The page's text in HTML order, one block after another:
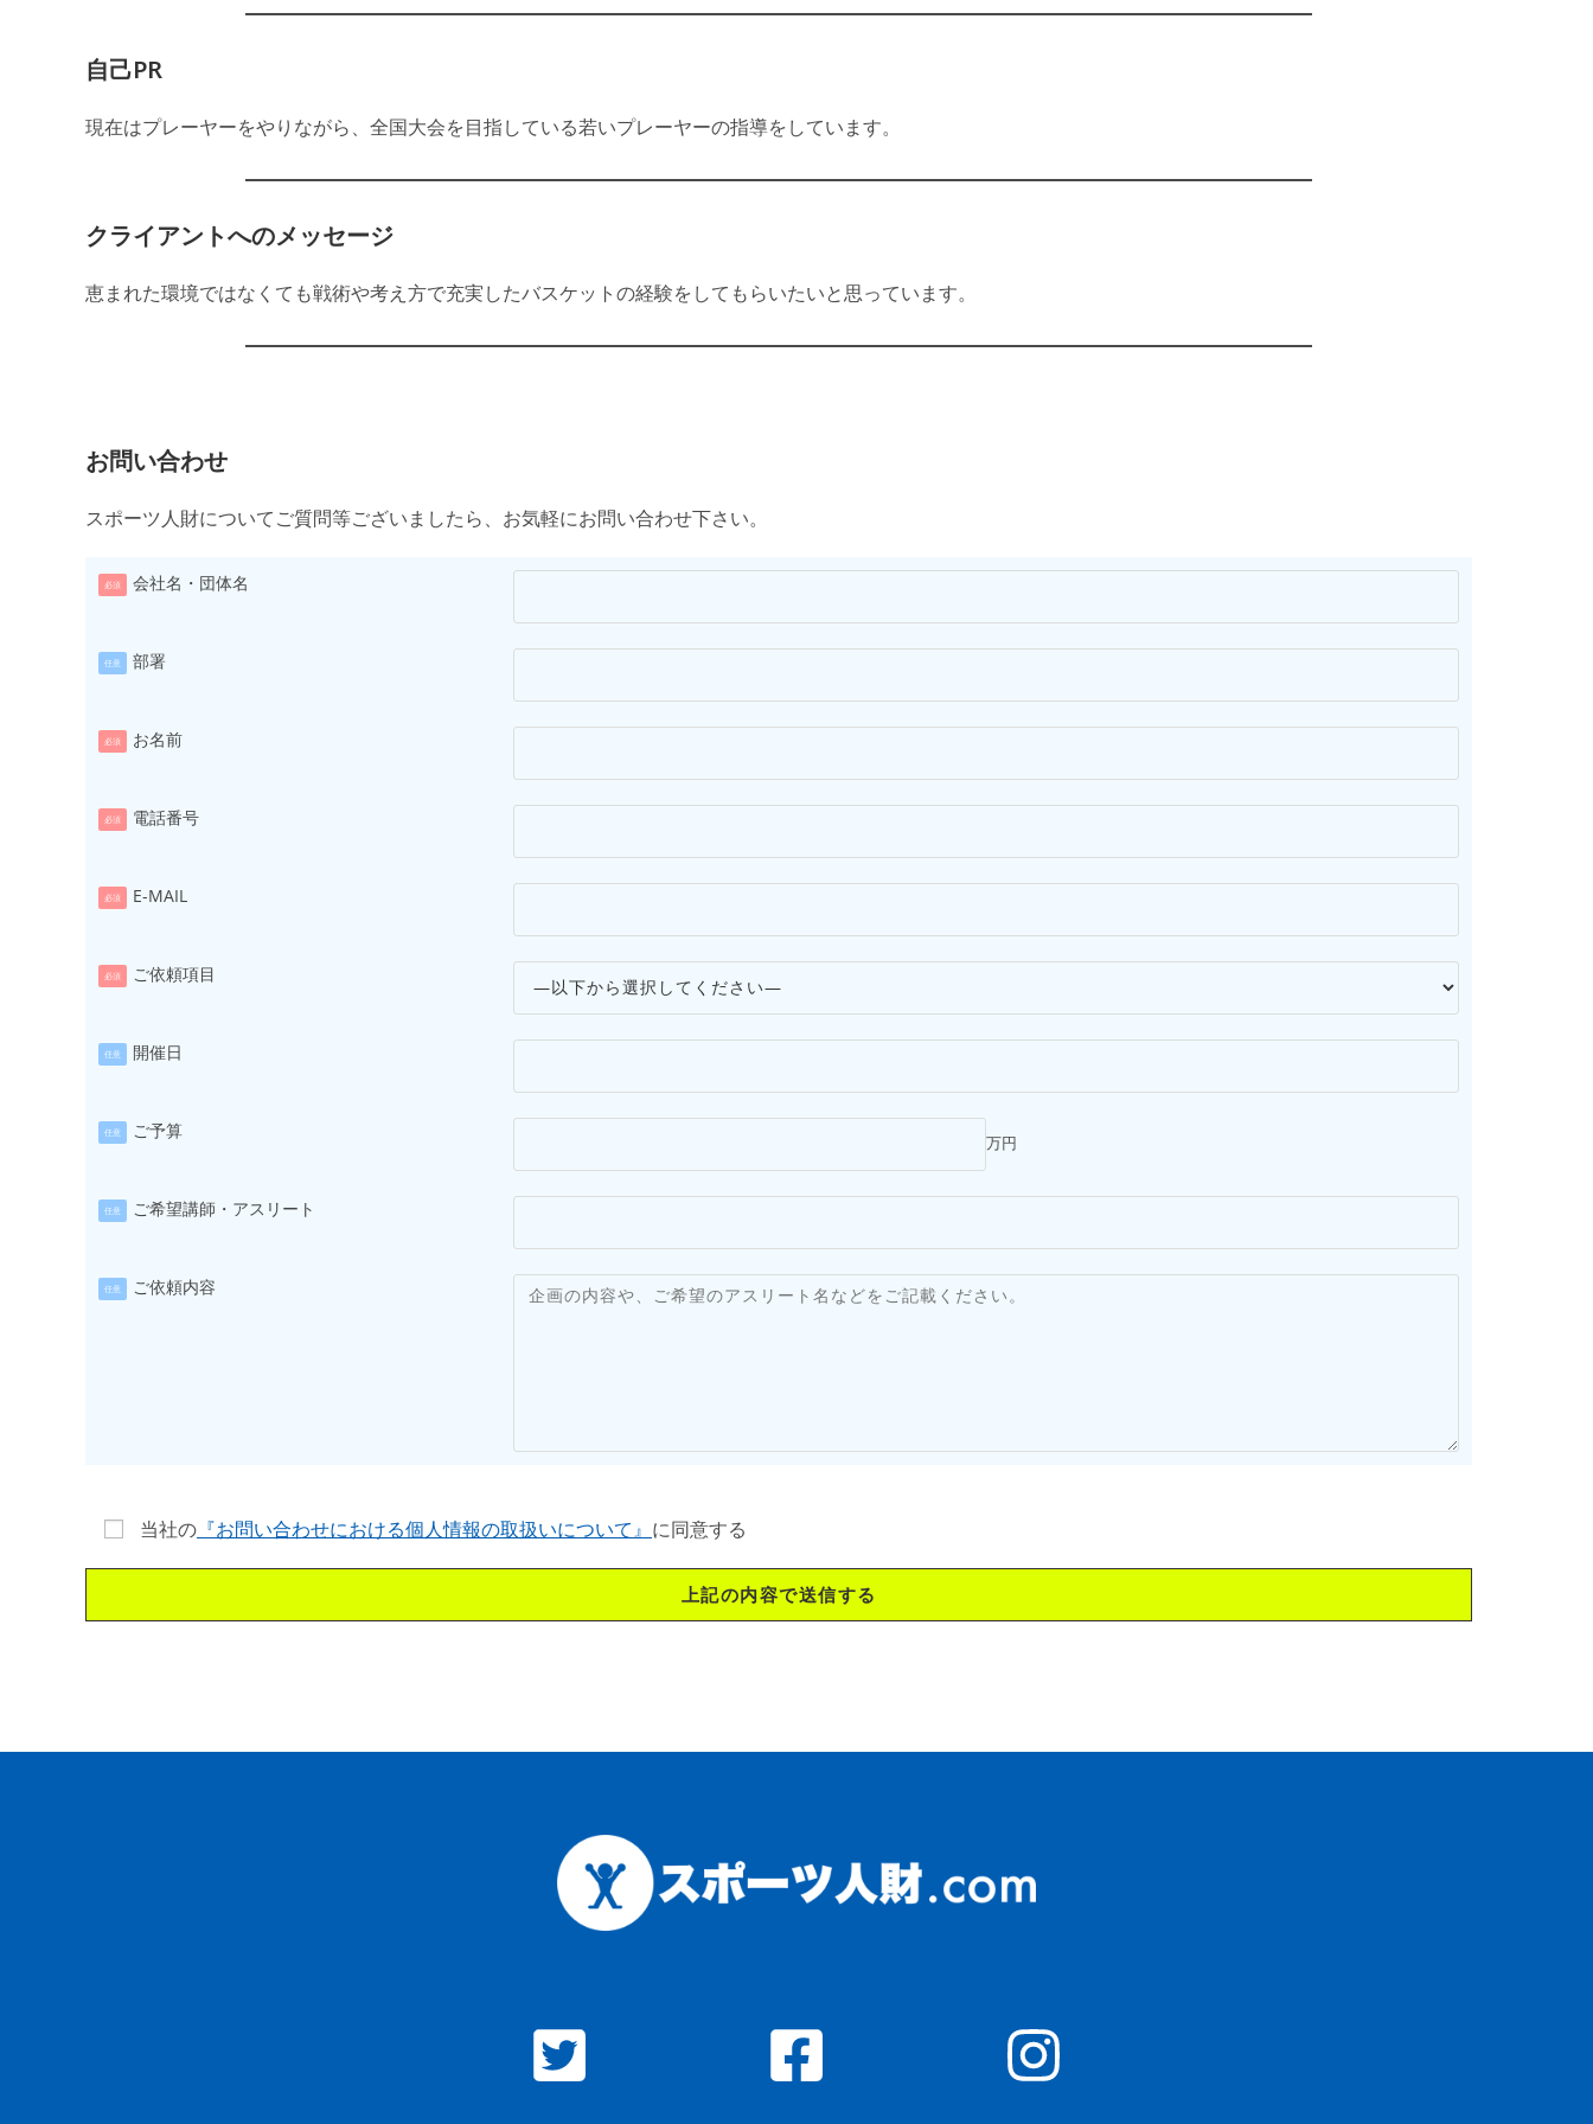
自己PR
現在はプレーヤーをやりながら、全国大会を目指している若いプレーヤーの指導をしています。
クライアントへのメッセージ
恵まれた環境ではなくても戦術や考え方で充実したバスケットの経験をしてもらいたいと思っています。
お問い合わせ
スポーツ人財についてご質問等ございましたら、お気軽にお問い合わせ下さい。
必須 会社名・団体名
任意 部署
必須 お名前
必須 電話番号
必須 E-MAIL
必須 ご依頼項目
任意 開催日
任意 ご予算
万円
任意 ご希望講師・アスリート
任意 ご依頼内容
当社の 『お問い合わせにおける個人情報の取扱いについて』 に同意する